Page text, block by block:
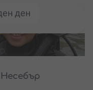
ден
Несебър